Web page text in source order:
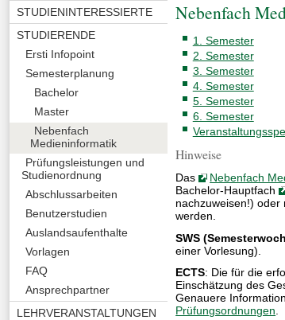
STUDIENINTERESSIERTE
STUDIERENDE
Ersti Infopoint
Semesterplanung
Bachelor
Master
Nebenfach
Medieninformatik
Prüfungsleistungen und
Studienordnung
Abschlussarbeiten
Benutzerstudien
Auslandsaufenthalte
Vorlagen
FAQ
Ansprechpartner
LEHRVERANSTALTUNGEN
Nebenfach
1. Semester
2. Semester
3. Semester
4. Semester
5. Semester
6. Semester
Hinweise
Das Nebenfach
Bachelor-Hauptfach
nachzuweisen!)
werden.
SWS
einer Vorlesung).
ECTS: Die für die
Einschätzung des
Genauere
Prüfungsordnungen